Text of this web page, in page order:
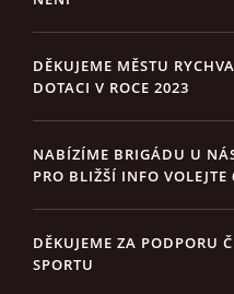
DĚKUJEME MĚSTU
DOTACI V ROCE 2023
NABÍZÍME BRIGÁDU U
PRO BLIŽŠÍ INFO
DĚKUJEME ZA PODPORU
SPORTU